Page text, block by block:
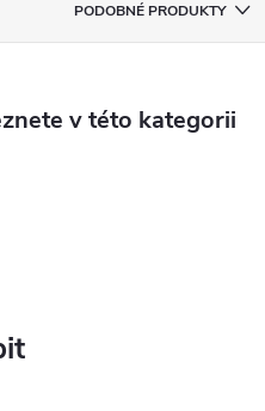
PODOBNÉ PRODUKTY
v této kategorii